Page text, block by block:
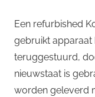
Een refurbished
gebruikt apparaat
teruggestuurd,
nieuwstaat is
worden geleverd